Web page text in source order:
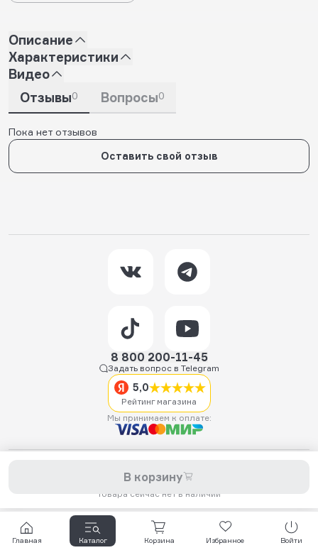
В корзину
Товара сейчас нет в наличии
Описание
Характеристики
Видео
Отзывы0 Вопросы0
Пока нет отзывов
Оставить свой отзыв
8 800 200-11-45
Задать вопрос в Telegram
5,0
Рейтинг магазина
Мы принимаем к оплате:
самокатов, запчастей для самокатов, аксессуаров, экипировки,
одежды и обуви.
Главная Каталог Корзина Избранное Войти